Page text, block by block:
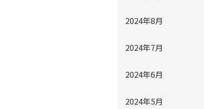
2024年8月
2024年7月
2024年6月
2024年5月